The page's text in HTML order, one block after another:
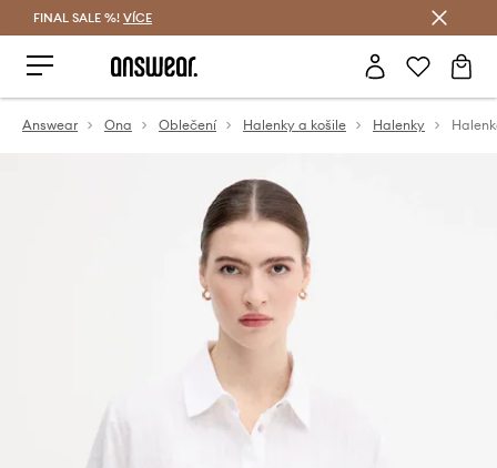
FINAL SALE %! VÍCE
Answear Ona Oblečení Halenky a košile Halenky